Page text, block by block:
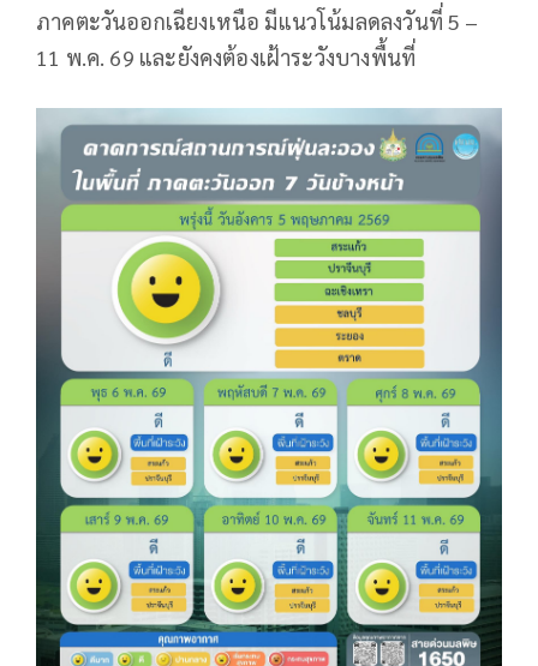
ภาคตะวันออกเฉียงเหนือ มีแนวโน้มลดลงวันที่ 5 –
11 พ.ค. 69 และยังคงต้องเฝ้าระวังบางพื้นที่